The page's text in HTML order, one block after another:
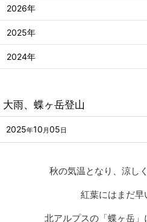
大雨、蝶ヶ岳登山
2025年10 月05日
秋の気温となり、涼し
紅葉にはまだ早
北アルプスの「蝶ヶ岳」
2026年
2025年
2024年